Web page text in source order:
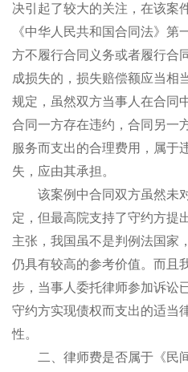
决引起了较大的关注，在该案
《中华人民共和国合同法》第
方不履行合同义务或者履行合
成损失的，损失赔偿额应当相
规定，虽然双方当事人在合同
合同一方存在违约，合同另一
服务而支出的合理费用，属于
失，应由其承担。
该案例中合同双方虽然未
定，但最高院支持了守约方提
主张，我国虽不是判例法国家
仍具有较高的参考价值。而且
步，当事人委托律师参加诉讼
守约方实现债权而支出的适当
性。
二、律师费是否属于《民